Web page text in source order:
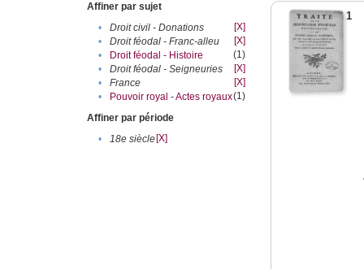
Affiner par sujet
•
Droit civil - Donations
[X]
•
Droit féodal - Franc-alleu‎
[X]
•
Droit féodal - Histoire
(1)
•
Droit féodal - Seigneuries
[X]
•
France
[X]
•
Pouvoir royal - Actes royaux(1)
Affiner par période
•
18e siècle[X]
1